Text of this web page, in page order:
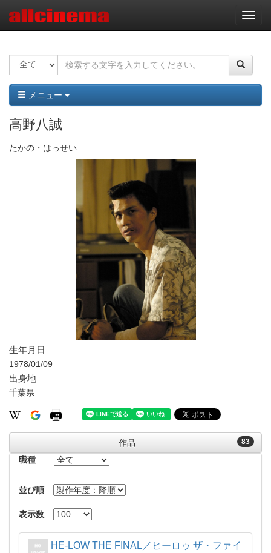
ナ
ビ
ー
ョ
ン
メニュー
高野八誠
たかの・はっせい
生年月日
1978/01/09
出身地
千葉県
83
作品
職種
並び順
表示数
HE-LOW THE FINAL／ヒーロゥ ザ・ファイ